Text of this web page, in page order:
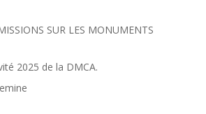
SUR LES MONUMENTS
2025 de la DMCA.